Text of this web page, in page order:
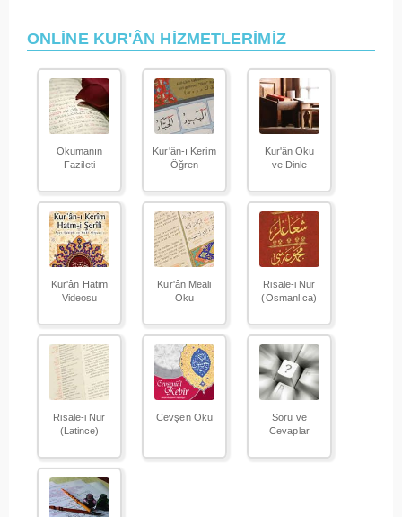
ONLİNE KUR'ÂN HİZMETLERİMİZ
Okumanın
Fazileti
Kur'ân-ı Kerim
Öğren
Kur'ân Oku
ve Dinle
Kur'ân Hatim
Videosu
Kur'ân Meali
Oku
Risale-i Nur
(Osmanlıca)
Risale-i Nur
(Latince)
Cevşen Oku
Soru ve
Cevaplar